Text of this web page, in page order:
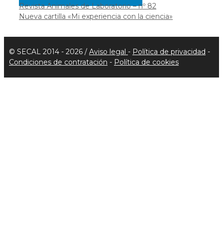
en
X
en
LinkedIn
en
Email
en
WhatsApp
en
Telegram
en
Bluesky
Revista Animales de Laboratorio – nº 82
Nueva cartilla «Mi experiencia con la ciencia»
© SECAL 2014 - 2026 / Aviso legal - Política de privacidad -
Condiciones de contratación - Política de cookies